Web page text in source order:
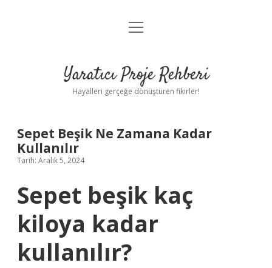
Anasayfa
Yasal Uyarı
menüyü
Yaratıcı Proje Rehberi
Hayalleri gerçeğe dönüştüren fikirler!
Sepet Beşik Ne Zamana Kadar
Kullanılır
Tarih: Aralık 5, 2024
Sepet beşik kaç
kiloya kadar
kullanılır?